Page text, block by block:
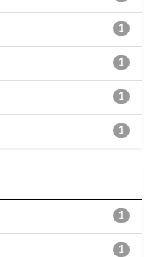
1
1
1
1
1
1